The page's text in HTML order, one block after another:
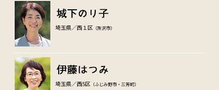
埼玉県／西１区 （所沢市）
埼玉県／西5区 （ふじみ野市・三芳町）